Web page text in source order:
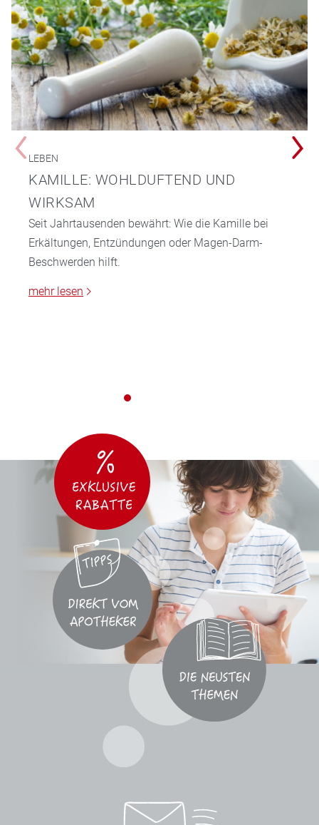
LEBEN
KAMILLE: WOHLDUFTEND UND
WIRKSAM
Seit Jahrtausenden bewährt: Wie die Kamille bei
Erkältungen, Entzündungen oder Magen-Darm-
Beschwerden hilft.
mehr lesen